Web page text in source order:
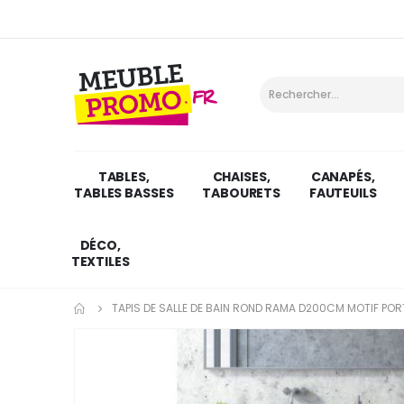
TABLES,
TABLES BASSES
CHAISES,
TABOURETS
CANAPÉS,
FAUTEUILS
DÉCO,
TEXTILES
TAPIS DE SALLE DE BAIN ROND RAMA D200CM MOTIF